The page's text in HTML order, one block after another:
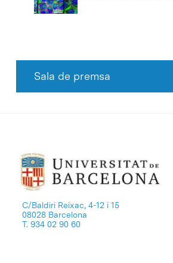
Sala de premsa
C/Baldiri Reixac, 4-12 i 15
08028 Barcelona
T. 934 02 90 60